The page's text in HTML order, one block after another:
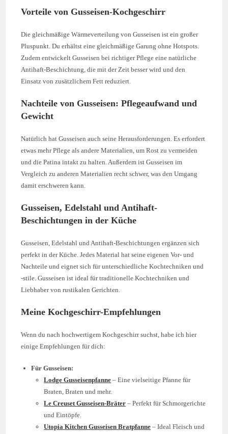
Vorteile von Gusseisen-Kochgeschirr
Die gleichmäßige Wärmeverteilung von Gusseisen ist ein großer
Pluspunkt. Du erhältst eine gleichmäßige Garung ohne Hotspots.
Zudem entwickelt Gusseisen bei richtiger Pflege eine natürliche
Antihaft-Beschichtung, die mit der Zeit besser wird und den
Einsatz von zusätzlichem Fett reduziert.
Nachteile von Gusseisen: Pflegeaufwand und
Gewicht
Natürlich hat Gusseisen auch seine Herausforderungen. Es erfordert
etwas mehr Pflege als andere Materialien, um Rost zu vermeiden
und die Patina intakt zu halten. Außerdem ist Gusseisen im
Vergleich zu anderen Materialien recht schwer, was den Umgang
damit erschweren kann.
Gusseisen, Edelstahl und Antihaft-
Beschichtungen in der Küche
Gusseisen, Edelstahl und Antihaft-Beschichtungen ergänzen sich
perfekt in der Küche. Jedes Material hat seine eigenen Vor- und
Nachteile und eignet sich für unterschiedliche Kochtechniken und
-stile. Gusseisen ist ideal für traditionelle Kochtechniken und
Liebhaber von rustikalen Gerichten.
Meine Kochgeschirr-Empfehlungen
Wenn du nach hochwertigem Kochgeschirr suchst, habe ich hier
einige Empfehlungen für dich:
Für Gusseisen:
Lodge Gusseisenpfanne – Eine vielseitige Pfanne für
Braten, Braten und mehr.
Le Creuset Gusseisen-Bräter – Perfekt für Schmorgerichte
und Eintöpfe.
Utopia Kitchen Gusseisen Bratpfanne – Ideal Fleisch und